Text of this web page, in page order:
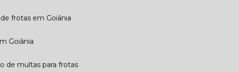
de frotas em Goiânia
Goiânia
de multas para frotas